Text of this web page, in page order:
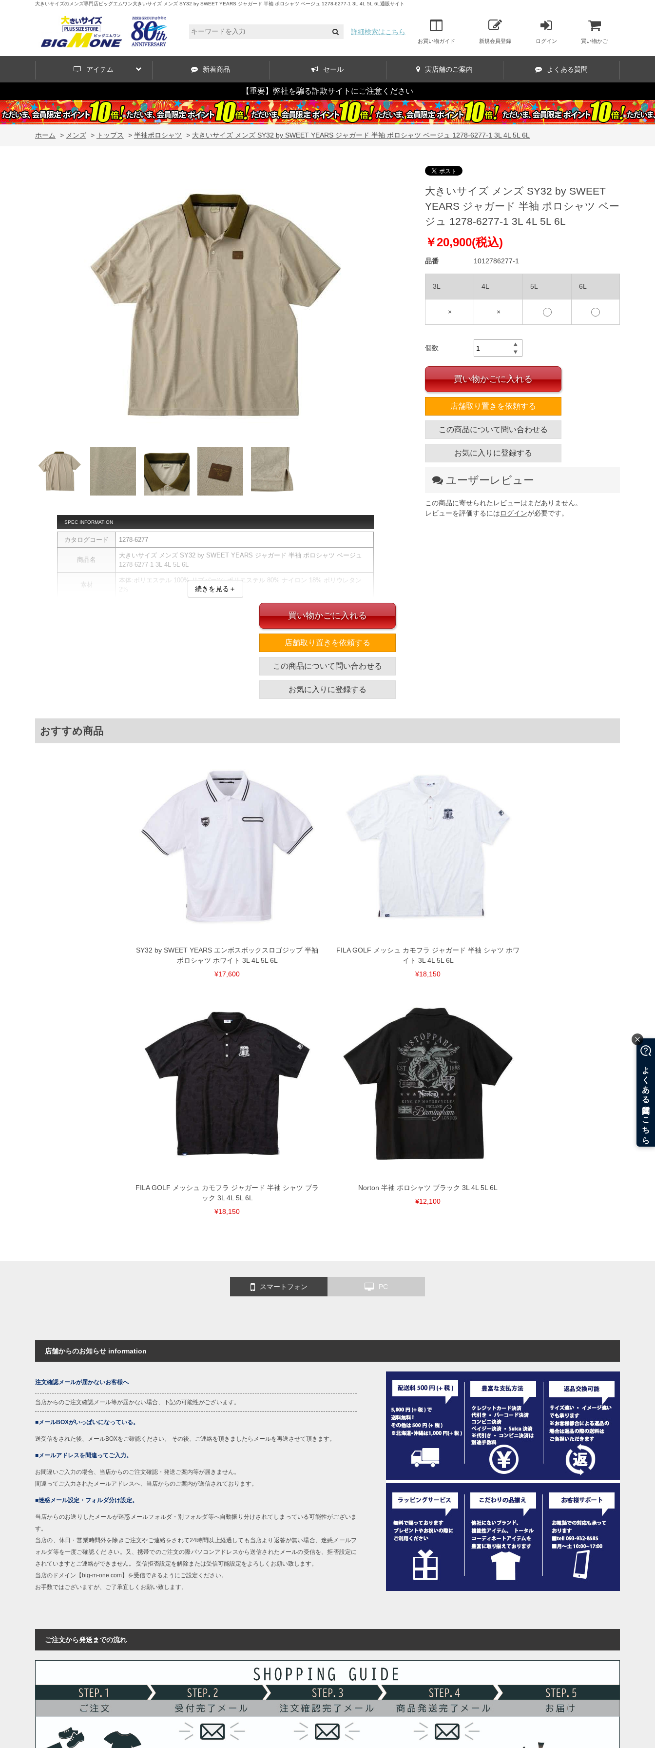
大きいサイズのメンズ専門店ビッグエムワン大きいサイズ メンズ SY32 by SWEET YEARS ジャガード 半袖 ポロシャツ ベージュ 1278-6277-1 3L 4L 5L 6L通販サイト
詳細検索はこちら
お買い物ガイド 新規会員登録 ログイン 買い物かご
アイテム 新着商品 セール 実店舗のご案内 よくある質問
【重要】弊社を騙る詐欺サイトにご注意ください
ホーム > メンズ > トップス > 半袖ポロシャツ > 大きいサイズ メンズ SY32 by SWEET YEARS ジャガード 半袖 ポロシャツ ベージュ 1278-6277-1 3L 4L 5L 6L
SPEC INFORMATION
カタログコード 1278-6277
商品名
大きいサイズ メンズ SY32 by SWEET YEARS ジャガード 半袖 ポロシャツ ベージュ
1278-6277-1 3L 4L 5L 6L
素材
本体:ポリエステル 100% リブパーツ: ポリエステル 80% ナイロン 18% ポリウレタン
＜h2＞SY32 by SWEET YEARSのジャガード半袖ポロシャツです。＜/h2＞
ジャガード織りによる立体的で繊細な模様が、高級感漂う大人の余裕を演出。
吸水速乾機能を備え、汗ばむシーンでもさらりと快適な着心地をキープします。
肌触りの良い上質な質感で、デザイン性と機能性を兼ね備えた一着です。
裾周り 肩幅 袖丈
5L
6L 160 84 160 64
27
※商品によって若干のサイズの誤差がございます。また、お客様がご使用の環境（コンピュ
ータ画面）によって、商品の色味が若干異なる場合がございます。予めご了承ください。
※上記サイズが実際の商品に付いているタグのサイズ表記と異なる場合があります。お取り
扱い前に商品付属タグの記載もご確認下さい。
※当店での掲載商品は、実店鋪と在庫を共用しておりますので店頭での売り違い、店舗から
のお取り寄せ等により、お客様にご迷惑をお掛けしてしまう場合がございます。そのような
ことがない様最大限に努めておりますが、もしあった場合速やかにご連絡させて頂きますの
で予めご了承ください。
※【ボトムの裾上げをご希望の場合】
尚、裾上げした商品は返品・交換不可となりますので、予めご了承下さい。
一部、お直しに対応出来ない商品がございます。(例：裾にファスナーや調節ひもが付いて
いる、極端なデザインが施されている等)
返品交換希望の方は、商品到着後1週間以内にご連絡ください。
下着(肌着)やワイシャツは商品の性質上、返品交換不可とさせて頂いております。予めご了
続きを見る＋
大きいサイズ メンズ SY32 by SWEET
YEARS ジャガード 半袖 ポロシャツ ベー
ジュ 1278-6277-1 3L 4L 5L 6L
￥20,900(税込)
品番 1012786277-1
3L 4L 5L 6L
× ×
個数
買い物かごに入れる
店舗取り置きを依頼する
この商品について問い合わせる
お気に入りに登録する
ユーザーレビュー
この商品に寄せられたレビューはまだありません。
レビューを評価するにはログインが必要です。
買い物かごに入れる
店舗取り置きを依頼する
この商品について問い合わせる
お気に入りに登録する
おすすめ商品
SY32 by SWEET YEARS エンボスボックスロゴジップ 半袖
ポロシャツ ホワイト 3L 4L 5L 6L
¥17,600
FILA GOLF メッシュ カモフラ ジャガード 半袖 シャツ ホワ
イト 3L 4L 5L 6L
¥18,150
FILA GOLF メッシュ カモフラ ジャガード 半袖 シャツ ブラ
ック 3L 4L 5L 6L
¥18,150
Norton 半袖 ポロシャツ ブラック 3L 4L 5L 6L
¥12,100
スマートフォン PC
店舗からのお知らせ information
注文確認メールが届かないお客様へ
当店からのご注文確認メール等が届かない場合、下記の可能性がございます。
■メールBOXがいっぱいになっている。
送受信をされた後、メールBOXをご確認ください。 その後、ご連絡を頂きましたらメールを再送させて頂きます。
■メールアドレスを間違ってご入力。
お間違いご入力の場合、当店からのご注文確認・発送ご案内等が届きません。
間違ってご入力されたメールアドレスへ、当店からのご案内が送信されております。
■迷惑メール設定・フォルダ分け設定。
当店からのお送りしたメールが迷惑メールフォルダ・別フォルダ等へ自動振り分けされてしまっている可能性がございま
す。
当店の、休日・営業時間外を除きご注文やご連絡をされて24時間以上経過しても当店より返答が無い場合、迷惑メールフ
ォルダ等を一度ご確認くだ さい。又、携帯でのご注文の際パソコンアドレスから送信されたメールの受信を、拒否設定に
されていますとご連絡ができません。 受信拒否設定を解除または受信可能設定をよろしくお願い致します。
当店のドメイン【big-m-one.com】を受信できるようにご設定ください。
お手数ではございますが、ご了承宜しくお願い致します。
ご注文から発送までの流れ